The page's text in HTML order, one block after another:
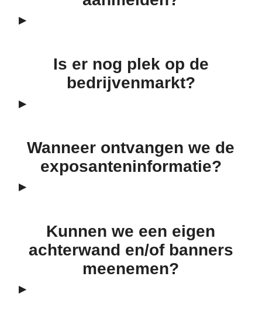
Is er nog plek op de
bedrijvenmarkt?
Wanneer ontvangen we de
exposanteninformatie?
Kunnen we een eigen
achterwand en/of banners
meenemen?